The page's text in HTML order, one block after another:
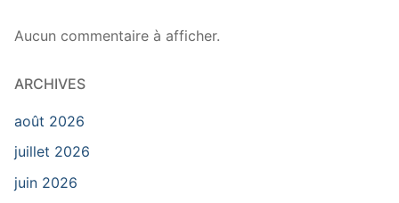
Aucun commentaire à afficher.
ARCHIVES
août 2026
juillet 2026
juin 2026